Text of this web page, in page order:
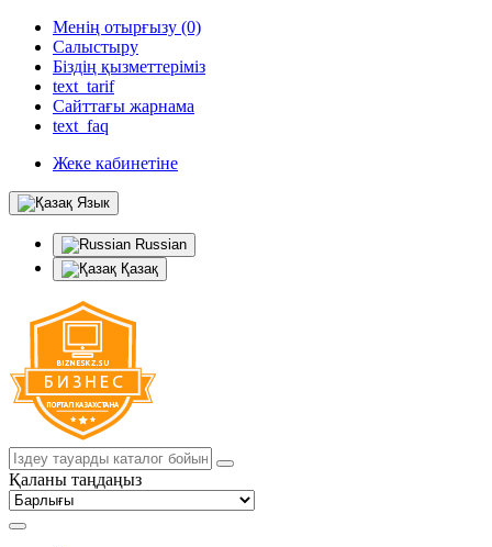
Менің отырғызу (0)
Салыстыру
Біздің қызметтеріміз
text_tarif
Сайттағы жарнама
text_faq
Жеке кабинетіне
Язык
Russian
Қазақ
Қаланы таңдаңыз